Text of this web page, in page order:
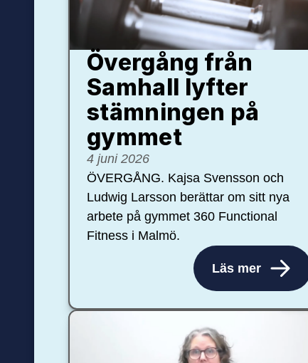
Övergång från
Samhall lyfter
stämningen på
gymmet
4 juni 2026
ÖVERGÅNG. Kajsa Svensson och
Ludwig Larsson berättar om sitt nya
arbete på gymmet 360 Functional
Fitness i Malmö.
Läs mer